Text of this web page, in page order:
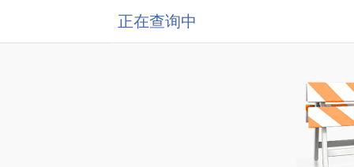
正在查询中